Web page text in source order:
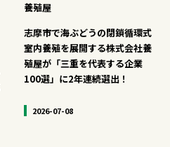
養殖屋
志摩市で海ぶどうの閉鎖循環式
室内養殖を展開する株式会社養
殖屋が「三重を代表する企業
100選」に2年連続選出！
2026-07-08